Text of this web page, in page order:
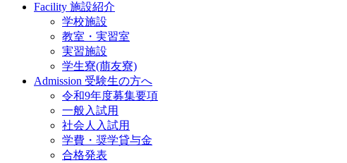
Facility 施設紹介
学校施設
教室・実習室
実習施設
学生寮(萠友寮)
Admission 受験生の方へ
令和9年度募集要項
一般入試用
社会人入試用
学費・奨学貸与金
合格発表